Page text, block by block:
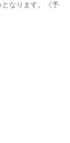
なります。《予